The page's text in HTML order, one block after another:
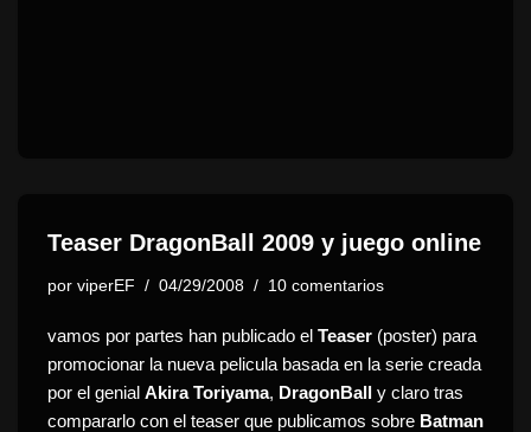
Teaser DragonBall 2009 y juego online
por viperEF 04/29/2008 10 comentarios
vamos por partes han publicado el Teaser (poster) para
promocionar la nueva pelicula basada en la serie creada
por el genial Akira Toriyama, DragonBall y claro tras
compararlo con el teaser que publicamos sobre Batman